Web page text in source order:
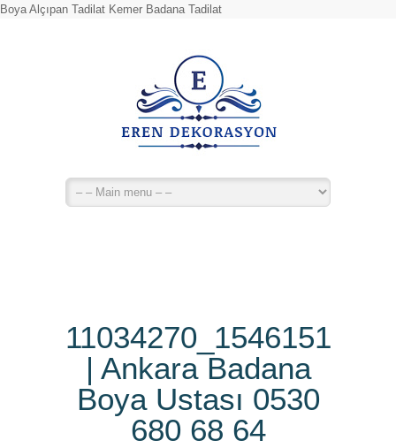
Boya Alçıpan Tadilat Kemer Badana Tadilat
| Ankara Badana
Boya Ustası 0530
680 68 64